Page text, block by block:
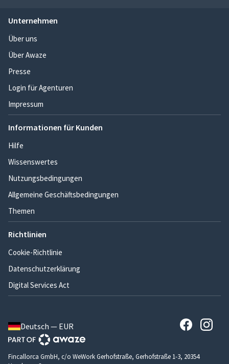
Unternehmen
Über uns
Über Awaze
Presse
Login für Agenturen
Impressum
Informationen für Kunden
Hilfe
Wissenswertes
Nutzungsbedingungen
Allgemeine Geschäftsbedingungen
Themen
Richtlinien
Cookie-Richtlinie
Datenschutzerklärung
Digital Services Act
Deutsch — EUR
Fincallorca GmbH, c/o WeWork Gerhofstraße, Gerhofstraße 1-3, 20354